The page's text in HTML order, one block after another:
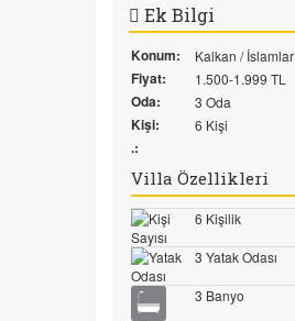
Ek Bilgi
Konum: Kalkan / İslamlar
Fiyat: 1.500-1.999 TL
Oda: 3 Oda
Kişi: 6 Kişi
.:
Villa Özellikleri
6 Kişilik
3 Yatak Odası
3 Banyo